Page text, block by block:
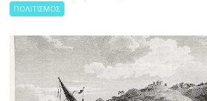
ΠΟΛΙΤΙΣΜΟΣ